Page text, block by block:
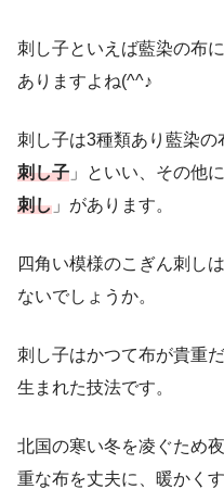
刺し子といえば藍染の布
ありますよね(^^♪
刺し子は3種類あり藍染の
刺し子 」といい、その他に
刺し 」があります。
四角い模様のこぎん刺し
ないでしょうか。
刺し子はかつて布が貴重だ
生まれた技法です。
北国の寒い冬を凌ぐため
重な布を丈夫に、暖かく